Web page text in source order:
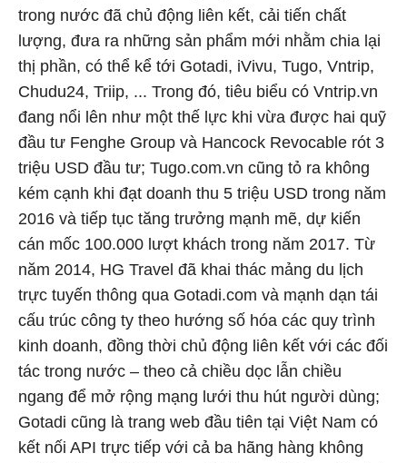
trong nước đã chủ động liên kết, cải tiến chất
lượng, đưa ra những sản phẩm mới nhằm chia lại
thị phần, có thể kể tới Gotadi, iVivu, Tugo, Vntrip,
Chudu24, Triip, ... Trong đó, tiêu biểu có Vntrip.vn
đang nổi lên như một thế lực khi vừa được hai quỹ
đầu tư Fenghe Group và Hancock Revocable rót 3
triệu USD đầu tư; Tugo.com.vn cũng tỏ ra không
kém cạnh khi đạt doanh thu 5 triệu USD trong năm
2016 và tiếp tục tăng trưởng mạnh mẽ, dự kiến
cán mốc 100.000 lượt khách trong năm 2017. Từ
năm 2014, HG Travel đã khai thác mảng du lịch
trực tuyến thông qua Gotadi.com và mạnh dạn tái
cấu trúc công ty theo hướng số hóa các quy trình
kinh doanh, đồng thời chủ động liên kết với các đối
tác trong nước – theo cả chiều dọc lẫn chiều
ngang để mở rộng mạng lưới thu hút người dùng;
Gotadi cũng là trang web đầu tiên tại Việt Nam có
kết nối API trực tiếp với cả ba hãng hàng không